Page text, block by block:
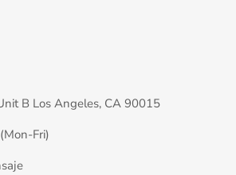
B Los Angeles, CA 90015
Fri)